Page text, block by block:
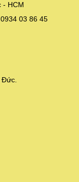
- HCM
03 86 45